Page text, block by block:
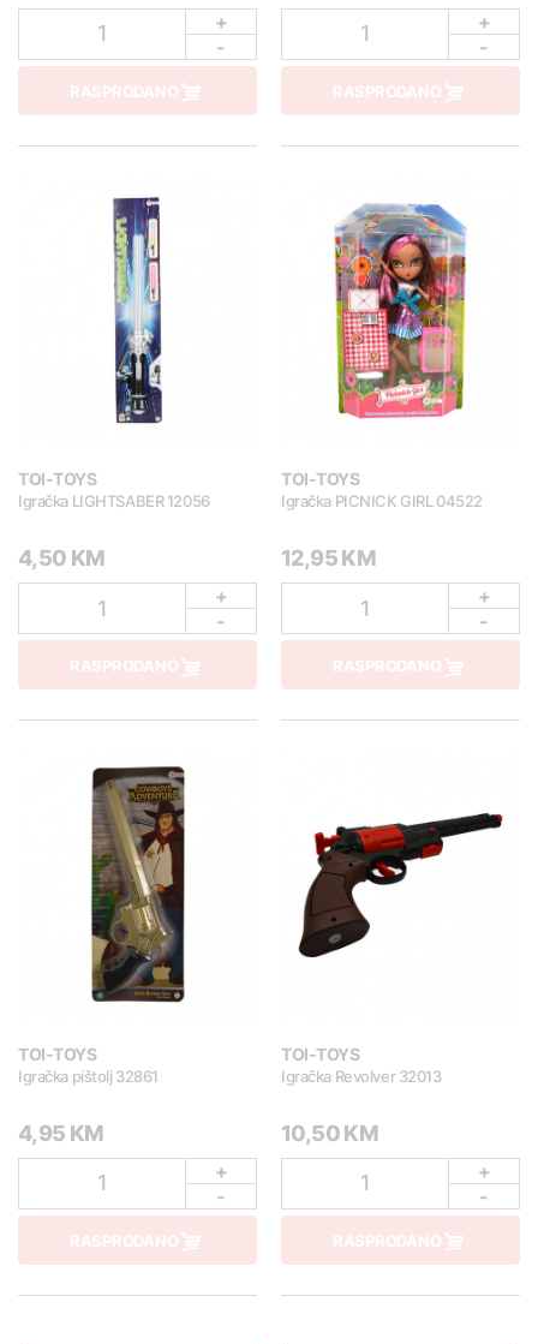
1
+
-
RASPRODANO
1
+
-
RASPRODANO
TOI-TOYS
Igračka LIGHTSABER 12056
4,50 KM
1
+
-
RASPRODANO
TOI-TOYS
Igračka PICNICK GIRL 04522
12,95 KM
1
+
-
RASPRODANO
TOI-TOYS
Igračka pištolj 32861
4,95 KM
1
+
-
RASPRODANO
TOI-TOYS
Igračka Revolver 32013
10,50 KM
1
+
-
RASPRODANO